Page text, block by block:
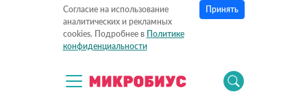
Согласие на использование
аналитических и рекламных
cookies. Подробнее в Политике
конфиденциальности
Принять